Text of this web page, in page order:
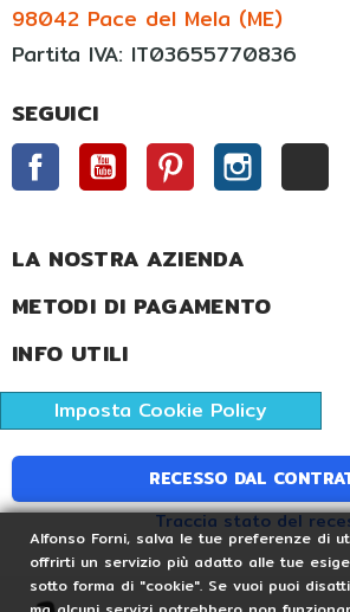
98042 Pace del Mela (ME)
Partita IVA: IT03655770836
SEGUICI
FacebookYouTube PinterestInstagram
LA NOSTRA AZIENDA
METODI DI PAGAMENTO
INFO UTILI
Imposta Cookie Policy
RECESSO DAL
Traccia stato del
Alfonso Forni, salva le tue preferenze di
offrirti un servizio più adatto alle tue
sotto forma di "cookie". Se vuoi puoi